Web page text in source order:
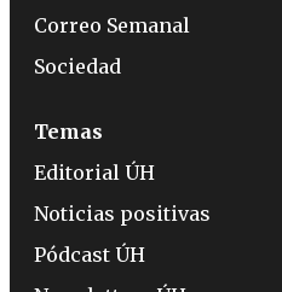
Correo Semanal
Sociedad
Temas
Editorial ÚH
Noticias positivas
Pódcast ÚH